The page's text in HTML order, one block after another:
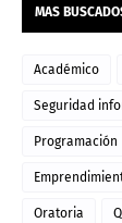
MAS
Académico
Seguridad
Programación
Oratoria